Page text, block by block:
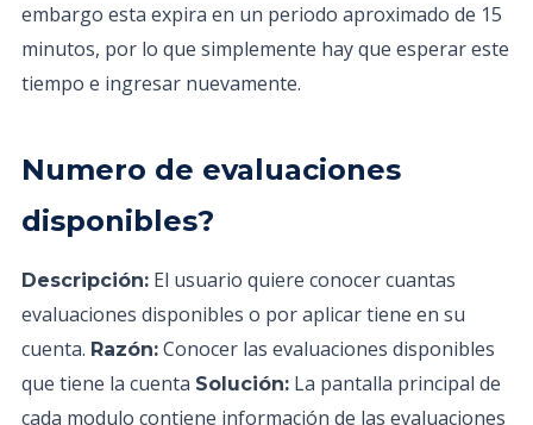
embargo esta expira en un periodo aproximado de 15
minutos, por lo que simplemente hay que esperar este
tiempo e ingresar nuevamente.
Numero de evaluaciones
disponibles?
Descripción: El usuario quiere conocer cuantas
evaluaciones disponibles o por aplicar tiene en su
cuenta. Razón: Conocer las evaluaciones disponibles
que tiene la cuenta Solución: La pantalla principal de
cada modulo contiene información de las evaluaciones